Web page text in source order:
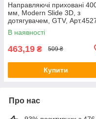
Направляючі приховані
мм, Modern Slide 3D, з
дотягувачем, GTV,
В наявності
463,19 ₴ 509 ₴
Купити
Про нас